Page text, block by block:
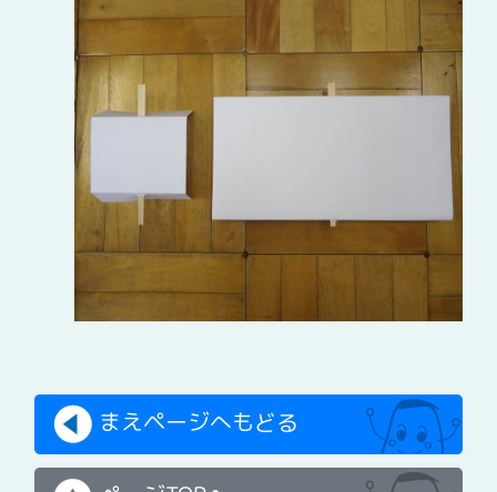
まえページへもどる